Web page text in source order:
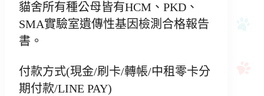
貓舍所有種公母皆有HCM、PKD、
SMA實驗室遺傳性基因檢測合格報告
書。
付款方式(現金/刷卡/轉帳/中租零卡分
期付款/LINE PAY)